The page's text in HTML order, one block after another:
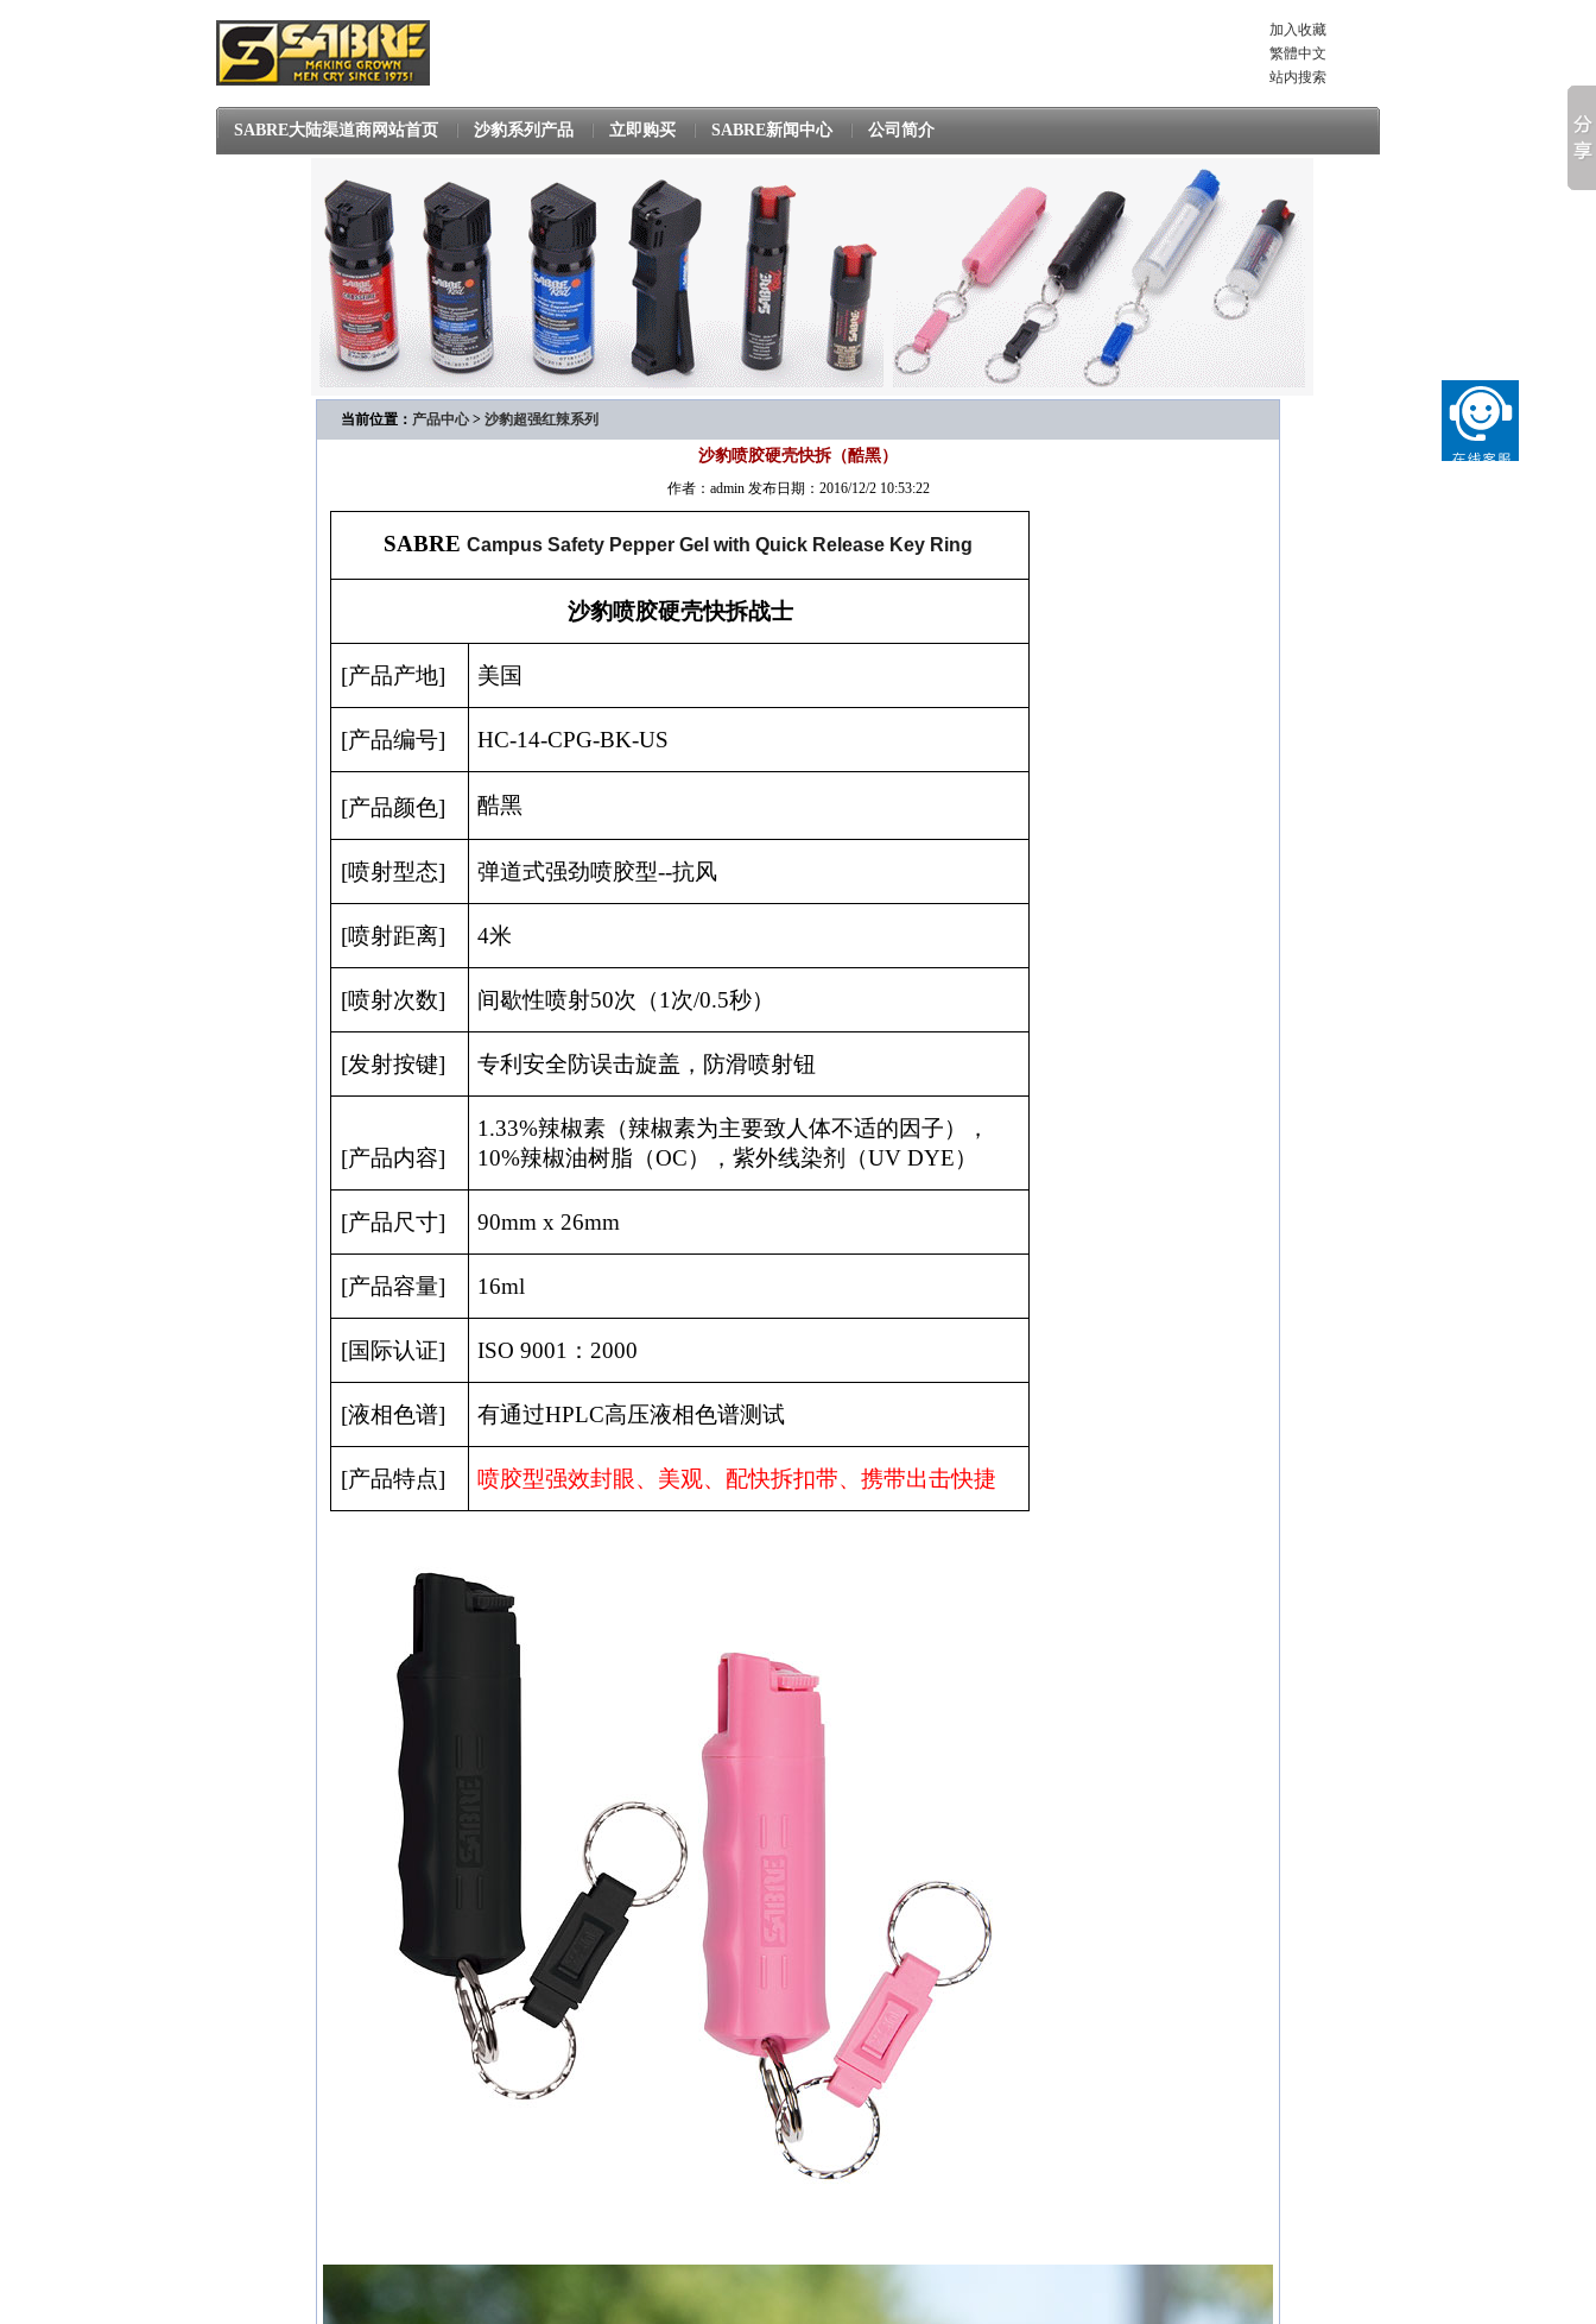
加入收藏
繁體中文
站内搜索
SABRE大陆渠道商网站首页 沙豹系列产品 立即购买 SABRE新闻中心 公司简介
当前位置： 产品中心> 沙豹超强红辣系列
沙豹喷胶硬壳快拆（酷黑）
作者：admin 发布日期：2016/12/2 10:53:22
SABRE Campus Safety Pepper Gel with Quick Release Key Ring
沙豹喷胶硬壳快拆战士
[产品产地] 美国
[产品编号] HC-14-CPG-BK-US
[产品颜色] 酷黑
[喷射型态] 弹道式强劲喷胶型--抗风
[喷射距离] 4米
[喷射次数] 间歇性喷射50次（1 次/0.5秒）
[发射按键] 专利安全防误击旋盖，防滑喷射钮
[产品内容]
1.33%辣椒素（辣椒素为主要致人体不适的因子），
10%辣椒油树脂（OC），紫外线染剂（UV DYE）
[产品尺寸] 90mm x 26mm
[产品容量] 16ml
[国际认证] ISO 9001 ： 2000
[液相色谱] 有通过HPLC高压液相色谱测试
[产品特点] 喷胶型强效封眼、美观、配快拆扣带、携带出击快捷